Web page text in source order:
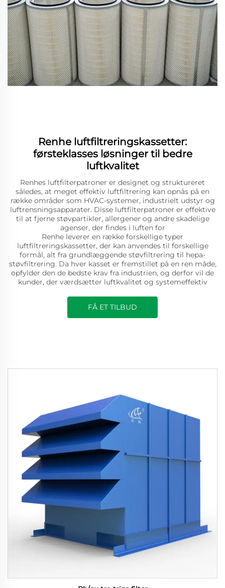
Renhe luftfiltreringskassetter:
førsteklasses løsninger til bedre
luftkvalitet
Renhes luftfilterpatroner er designet og struktureret
således, at meget effektiv luftfiltrering kan opnås på en
række områder som HVAC-systemer, industrielt udstyr og
luftrensningsapparater. Disse luftfilterpatroner er effektive
til at fjerne støvpartikler, allergener og andre skadelige
agenser, der findes i luften for
Renhe leverer en række forskellige typer
luftfiltreringskassetter, der kan anvendes til forskellige
formål, alt fra grundlæggende støvfiltrering til hepa-
støvfiltrering. Da hver kasset er fremstillet på en ren måde,
opfylder den de bedste krav fra industrien, og derfor vil de
kunder, der værdsætter luftkvalitet og systemeffektiv
FÅ ET TILBUD